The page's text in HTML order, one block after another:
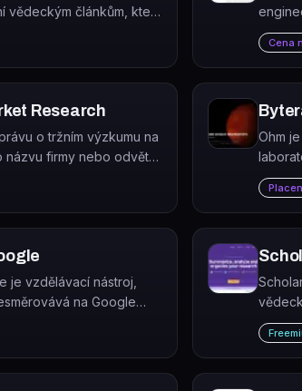
vědeckým článkům, která
pro interaktivní práci s
Cena
Research
o tržním výzkumu na
názvu firmy nebo odvětví
Ohm
je vzdělávací nástroj,
na Google
Socratic byla
fakty a